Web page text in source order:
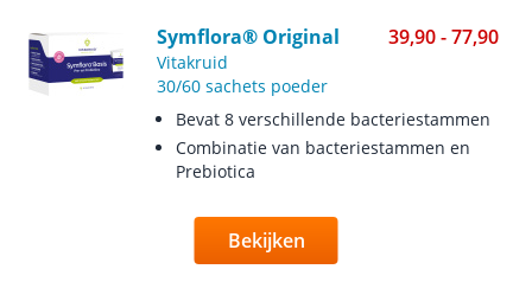
Symflora® Original 39,90 - 77,90
Vitakruid
30/60 sachets poeder
Bevat 8 verschillende bacteriestammen
Combinatie van bacteriestammen en
Prebiotica
Bekijken